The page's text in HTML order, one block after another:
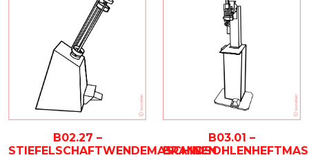
B02.27 –
STIEFELSCHAFTWENDEMASCHINEN
B03.01 –